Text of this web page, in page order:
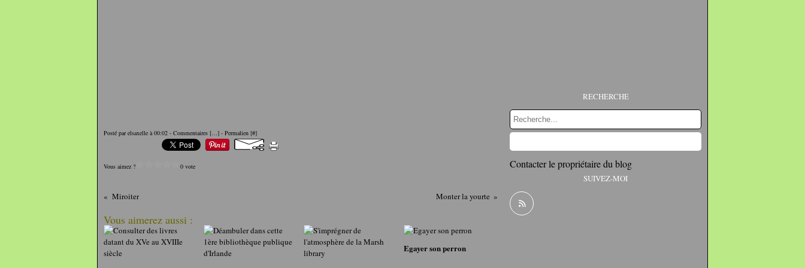
Posté par elsaxelle à 00:02 - Commentaires […] - Permalien [#]
Vous aimez ? 0 vote
Miroiter Monter la yourte
Vous aimerez aussi :
Egayer son perron
RECHERCHE
Contacter le propriétaire du blog
SUIVEZ-MOI